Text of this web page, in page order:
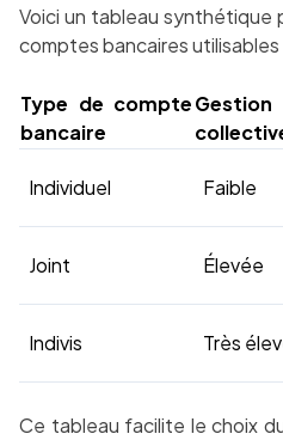
Voici un tableau synthétique
comptes bancaires
Type de compte
bancaire
Gestion
Individuel Faible
Joint Élevée
Indivis Très
Ce tableau facilite le choix